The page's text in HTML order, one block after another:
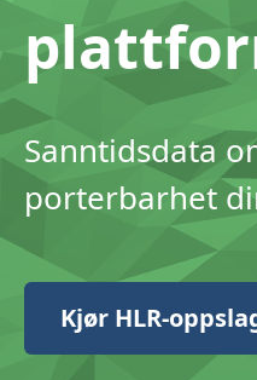
Sanntidsdata
porterbarhet
Kjør HLR-